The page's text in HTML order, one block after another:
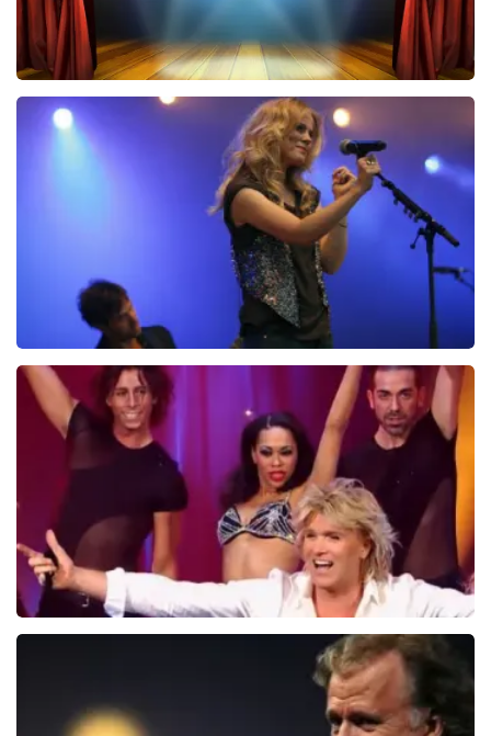
40 45 De Musical
reviews
Ilse DeLange
274+
BEKIJKEN
BEKIJKEN